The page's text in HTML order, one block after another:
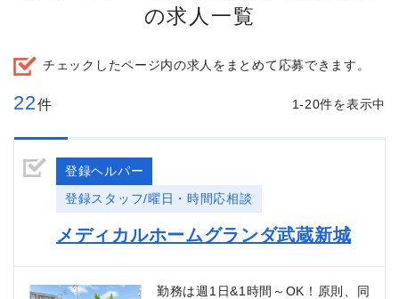
の求人一覧
チェックしたページ内の求人をまとめて応募できます。
22 件 1-20件を表示中
登録ヘルパー
登録スタッフ/曜日・時間応相談
メディカルホームグランダ武蔵新城
勤務は週1日&1時間～OK！原則、同